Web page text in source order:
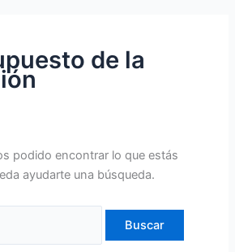
de la
podido encontrar lo que estás
ayudarte una búsqueda.